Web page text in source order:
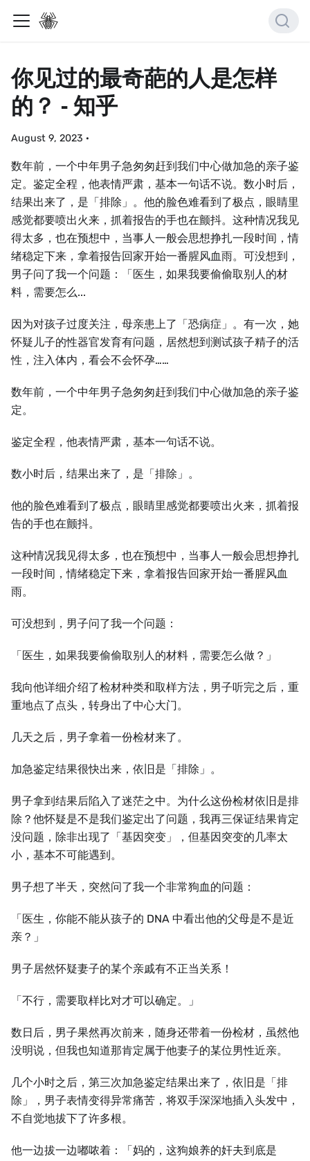
你见过的最奇葩的人是怎样
的？ - 知乎
August 9, 2023 ·
数年前，⼀个中年男子急匆匆赶到我们中心做加急的亲子鉴
定。鉴定全程，他表情严肃，基本⼀句话不说。数小时后，
结果出来了，是「排除」。他的脸色难看到了极点，眼睛里
感觉都要喷出火来，抓着报告的手也在颤抖。这种情况我见
得太多，也在预想中，当事⼈⼀般会思想挣扎⼀段时间，情
绪稳定下来，拿着报告回家开始⼀番腥风血雨。可没想到，
男子问了我⼀个问题：「医⽣，如果我要偷偷取别⼈的材
料，需要怎么...
因为对孩子过度关注，母亲患上了「恐病症」。有⼀次，她
怀疑儿子的性器官发育有问题，居然想到测试孩子精子的活
性，注入体内，看会不会怀孕……
数年前，⼀个中年男子急匆匆赶到我们中心做加急的亲子鉴
定。
鉴定全程，他表情严肃，基本⼀句话不说。
数小时后，结果出来了，是「排除」。
他的脸色难看到了极点，眼睛里感觉都要喷出火来，抓着报
告的手也在颤抖。
这种情况我见得太多，也在预想中，当事⼈⼀般会思想挣扎
⼀段时间，情绪稳定下来，拿着报告回家开始⼀番腥风血
雨。
可没想到，男子问了我⼀个问题：
「医⽣，如果我要偷偷取别⼈的材料，需要怎么做？」
我向他详细介绍了检材种类和取样方法，男子听完之后，重
重地点了点头，转身出了中心⼤门。
几天之后，男子拿着⼀份检材来了。
加急鉴定结果很快出来，依旧是「排除」。
男子拿到结果后陷入了迷茫之中。为什么这份检材依旧是排
除？他怀疑是不是我们鉴定出了问题，我再三保证结果肯定
没问题，除非出现了「基因突变」，但基因突变的几率太
小，基本不可能遇到。
男子想了半天，突然问了我⼀个非常狗血的问题：
「医⽣，你能不能从孩子的 DNA 中看出他的父母是不是近
亲？」
男子居然怀疑妻子的某个亲戚有不正当关系！
「不行，需要取样比对才可以确定。」
数日后，男子果然再次前来，随身还带着⼀份检材，虽然他
没明说，但我也知道那肯定属于他妻子的某位男性近亲。
几个小时之后，第三次加急鉴定结果出来了，依旧是「排
除」，男子表情变得异常痛苦，将双手深深地插入头发中，
不自觉地拔下了许多根。
他⼀边拔⼀边嘟哝着：「妈的，这狗娘养的奸夫到底是